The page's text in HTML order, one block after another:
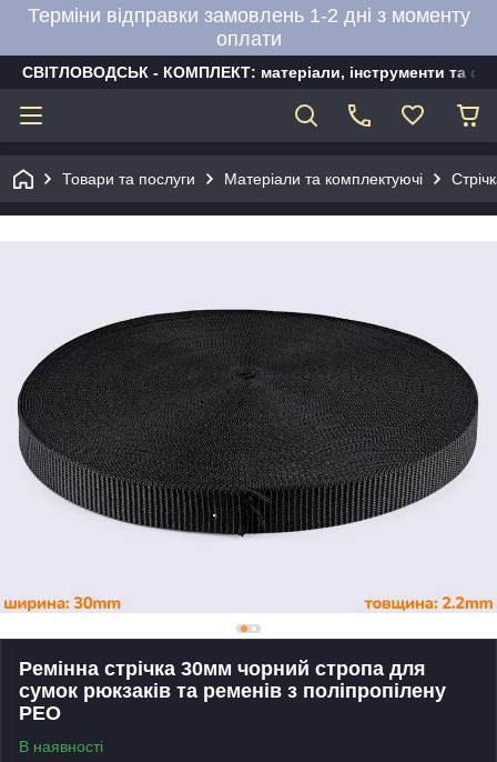
Терміни відправки замовлень 1-2 дні з моменту
оплати
СВІТЛОВОДСЬК - КОМПЛЕКТ: матеріали, інструменти та
Товари та послуги Матеріали та комплектуючі
Ремінна стрічка 30мм чорний стропа для
сумок рюкзаків та ременів з поліпропілену
PEO
В наявності